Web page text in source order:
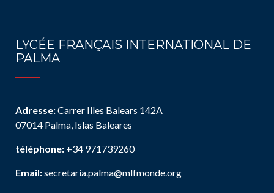
LYCÉE FRANÇAIS INTERNATIONAL DE
PALMA
Adresse:Carrer Illes Balears 142A
07014 Palma, Islas Baleares
téléphone: +34 971739260
Email:secretaria.palma@mlfmonde.org